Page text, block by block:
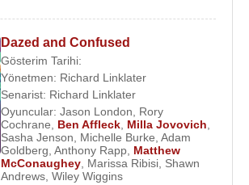
Dazed and Confused
Gösterim Tarihi:
Yönetmen: Richard Linklater
Senarist: Richard Linklater
Oyuncular: Jason London, Rory
Cochrane, Ben Affleck, Milla Jovovich,
Sasha Jenson, Michelle Burke, Adam
Goldberg, Anthony Rapp, Matthew
McConaughey, Marissa Ribisi, Shawn
Andrews, Wiley Wiggins